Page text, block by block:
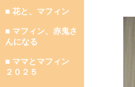
■ 花と、マフィン
■ マフィン、赤鬼さ
んになる
■ ママとマフィン
２０２５